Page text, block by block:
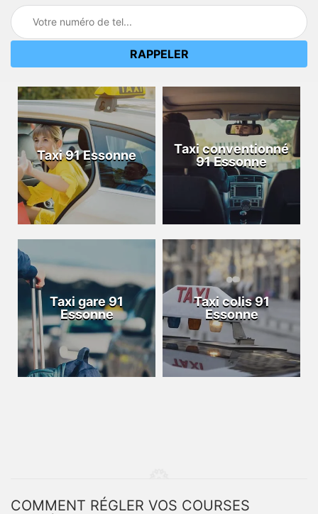
Taxi 91 Essonne
Taxi conventionné
91 Essonne
Taxi gare 91
Essonne
Taxi colis 91
Essonne
COMMENT RÉGLER VOS COURSES